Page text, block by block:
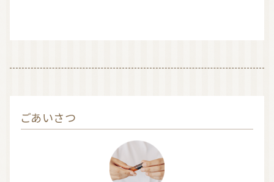
信頼できるアロマブランド（海外） 和精油ブランド
オーガニック香水
アロマキャンドル
瞑想を深める香り・アロマで浄化
ごあいさつ